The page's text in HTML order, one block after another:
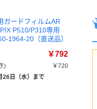
ガードフィルムAR
P510/P310専用
1964-20（直送品）
￥792
)
￥720
26日（水）まで